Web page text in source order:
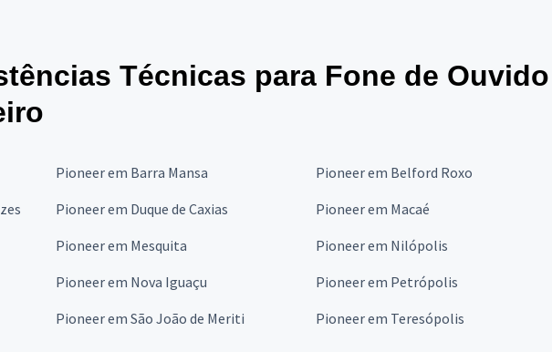
Técnicas para Fone de
Pioneer em Barra Mansa Pioneer em Belford Roxo
Pioneer em Duque de Caxias Pioneer em Macaé
Pioneer em Mesquita Pioneer em Nilópolis
Pioneer em Nova Iguaçu Pioneer em Petrópolis
Pioneer em São João de Meriti Pioneer em Teresópolis